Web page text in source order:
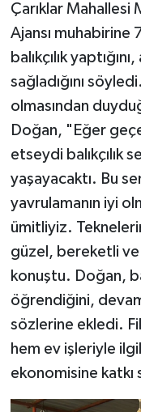
Çarıklar Mahallesi
Ajansı muhabirine
balıkçılık
sağladığını
olmasından
Doğan, "Eğer
etseydi balıkçılık
yaşayacaktı. Bu
yavrulamanın iyi
ümitliyiz.
güzel, bereketli ve
konuştu. Doğan,
öğrendiğini,
sözlerine ekledi.
hem ev işleriyle
ekonomisine katkı